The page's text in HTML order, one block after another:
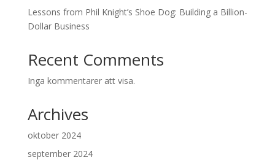
Lessons from Phil Knight’s Shoe Dog: Building a Billion-
Dollar Business
Recent Comments
Inga kommentarer att visa.
Archives
oktober 2024
september 2024